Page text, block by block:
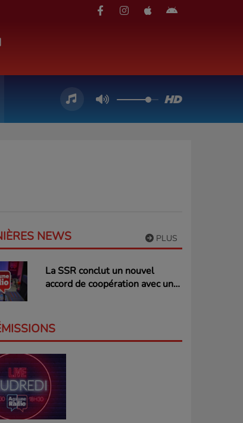
PLUS
NEWS
La SSR conclut un nouvel
accord de coopération avec une